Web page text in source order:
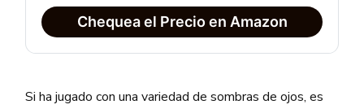
Chequea el Precio en Amazon
Si ha jugado con una variedad de sombras de ojos, es